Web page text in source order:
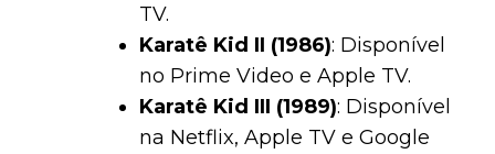
TV.
Karatê Kid II (1986): Disponível
no Prime Video e Apple TV.
Karatê Kid III (1989): Disponível
na Netflix, Apple TV e Google